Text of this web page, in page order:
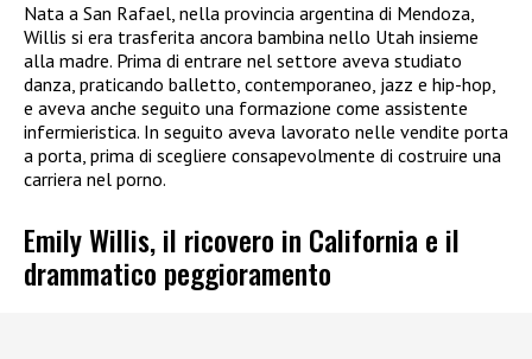
Nata a San Rafael, nella provincia argentina di Mendoza,
Willis si era trasferita ancora bambina nello Utah insieme
alla madre. Prima di entrare nel settore aveva studiato
danza, praticando balletto, contemporaneo, jazz e hip-hop,
e aveva anche seguito una formazione come assistente
infermieristica. In seguito aveva lavorato nelle vendite porta
a porta, prima di scegliere consapevolmente di costruire una
carriera nel porno.
Emily Willis, il ricovero in California e il
drammatico peggioramento